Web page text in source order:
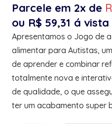
Parcele em 2x de
ou R$ 59,31 á vista
Apresentamos o Jogo de
alimentar para Autistas,
de aprender e combinar
totalmente nova e
de qualidade, o que
ter um acabamento super